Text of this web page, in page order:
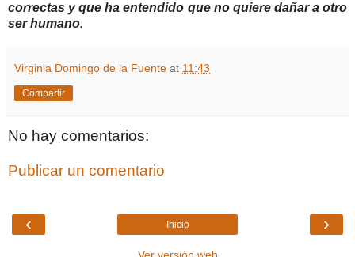
correctas y que ha entendido que no quiere dañar a otro
ser humano.
Virginia Domingo de la Fuente at 11:43
Compartir
No hay comentarios:
Publicar un comentario
‹ ›
Inicio